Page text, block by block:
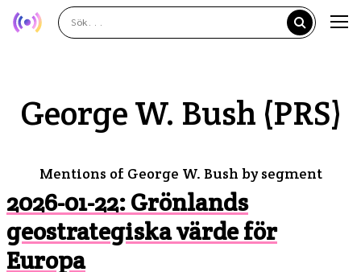
George W. Bush (PRS)
Mentions of George W. Bush by segment
2026-01-22: Grönlands
geostrategiska värde för
Europa